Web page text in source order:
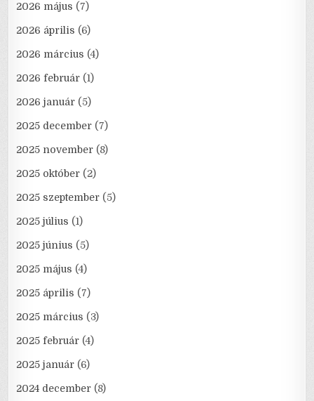
2026 május (7)
2026 április (6)
2026 március (4)
2026 február (1)
2026 január (5)
2025 december (7)
2025 november (8)
2025 október (2)
2025 szeptember (5)
2025 július (1)
2025 június (5)
2025 május (4)
2025 április (7)
2025 március (3)
2025 február (4)
2025 január (6)
2024 december (8)